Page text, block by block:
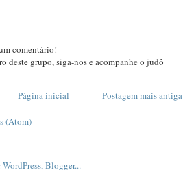
comentário!
deste grupo, siga-nos e acompanhe o judô
Postagem mais antiga
Página inicial
(Atom)